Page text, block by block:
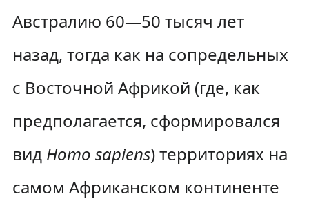
Австралию 60—50 тысяч лет
назад, тогда как на сопредельных
с Восточной Африкой (где, как
предполагается, сформировался
вид Homo sapiens) территориях на
самом Африканском континенте